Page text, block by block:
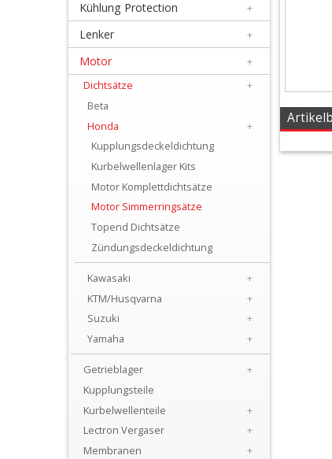
Schmierstoffe
Armaturen
Kühlung
Protection
Dichtsätze
Kühlung Protection +
Lenker +
Motor
+
Dichtsätze
+
Beta
Honda
+
Kupplungsdeckeldichtung
Kurbelwellenlager Kits
Motor Komplettdichtsätze
Motor Simmerringsätze
Topend Dichtsätze
Zündungsdeckeldichtung
Kawasaki
+
KTM/Husqvarna
+
Suzuki
+
Yamaha
+
Getrieblager
+
Kupplungsteile
Kurbelwellenteile
+
Lectron Vergaser
+
Membranen
+